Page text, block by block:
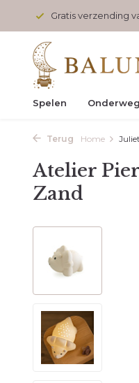
Gratis verzending
Spelen Onderweg
Terug Home
Atelier
Zand